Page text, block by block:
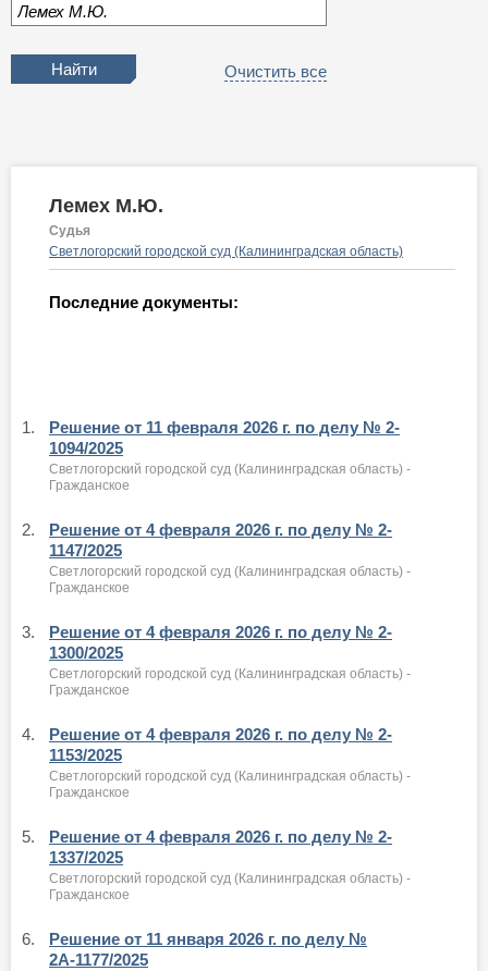
Очистить все
Лемех М.Ю.
Судья
Светлогорский городской суд (Калининградская область)
Последние документы:
1.
Решение от 11 февраля 2026 г. по делу № 2-
1094/2025
Светлогорский городской суд (Калининградская область) -
Гражданское
2.
Решение от 4 февраля 2026 г. по делу № 2-
1147/2025
Светлогорский городской суд (Калининградская область) -
Гражданское
3.
Решение от 4 февраля 2026 г. по делу № 2-
1300/2025
Светлогорский городской суд (Калининградская область) -
Гражданское
4.
Решение от 4 февраля 2026 г. по делу № 2-
1153/2025
Светлогорский городской суд (Калининградская область) -
Гражданское
5.
Решение от 4 февраля 2026 г. по делу № 2-
1337/2025
Светлогорский городской суд (Калининградская область) -
Гражданское
6.
Решение от 11 января 2026 г. по делу №
2А-1177/2025